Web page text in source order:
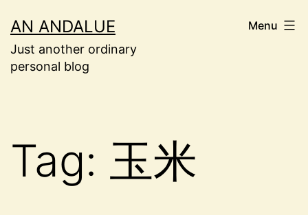
to
content
AN ANDALUE
Just another ordinary
personal blog
Menu
Tag: 玉米